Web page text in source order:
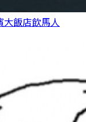
大飯店飲馬人